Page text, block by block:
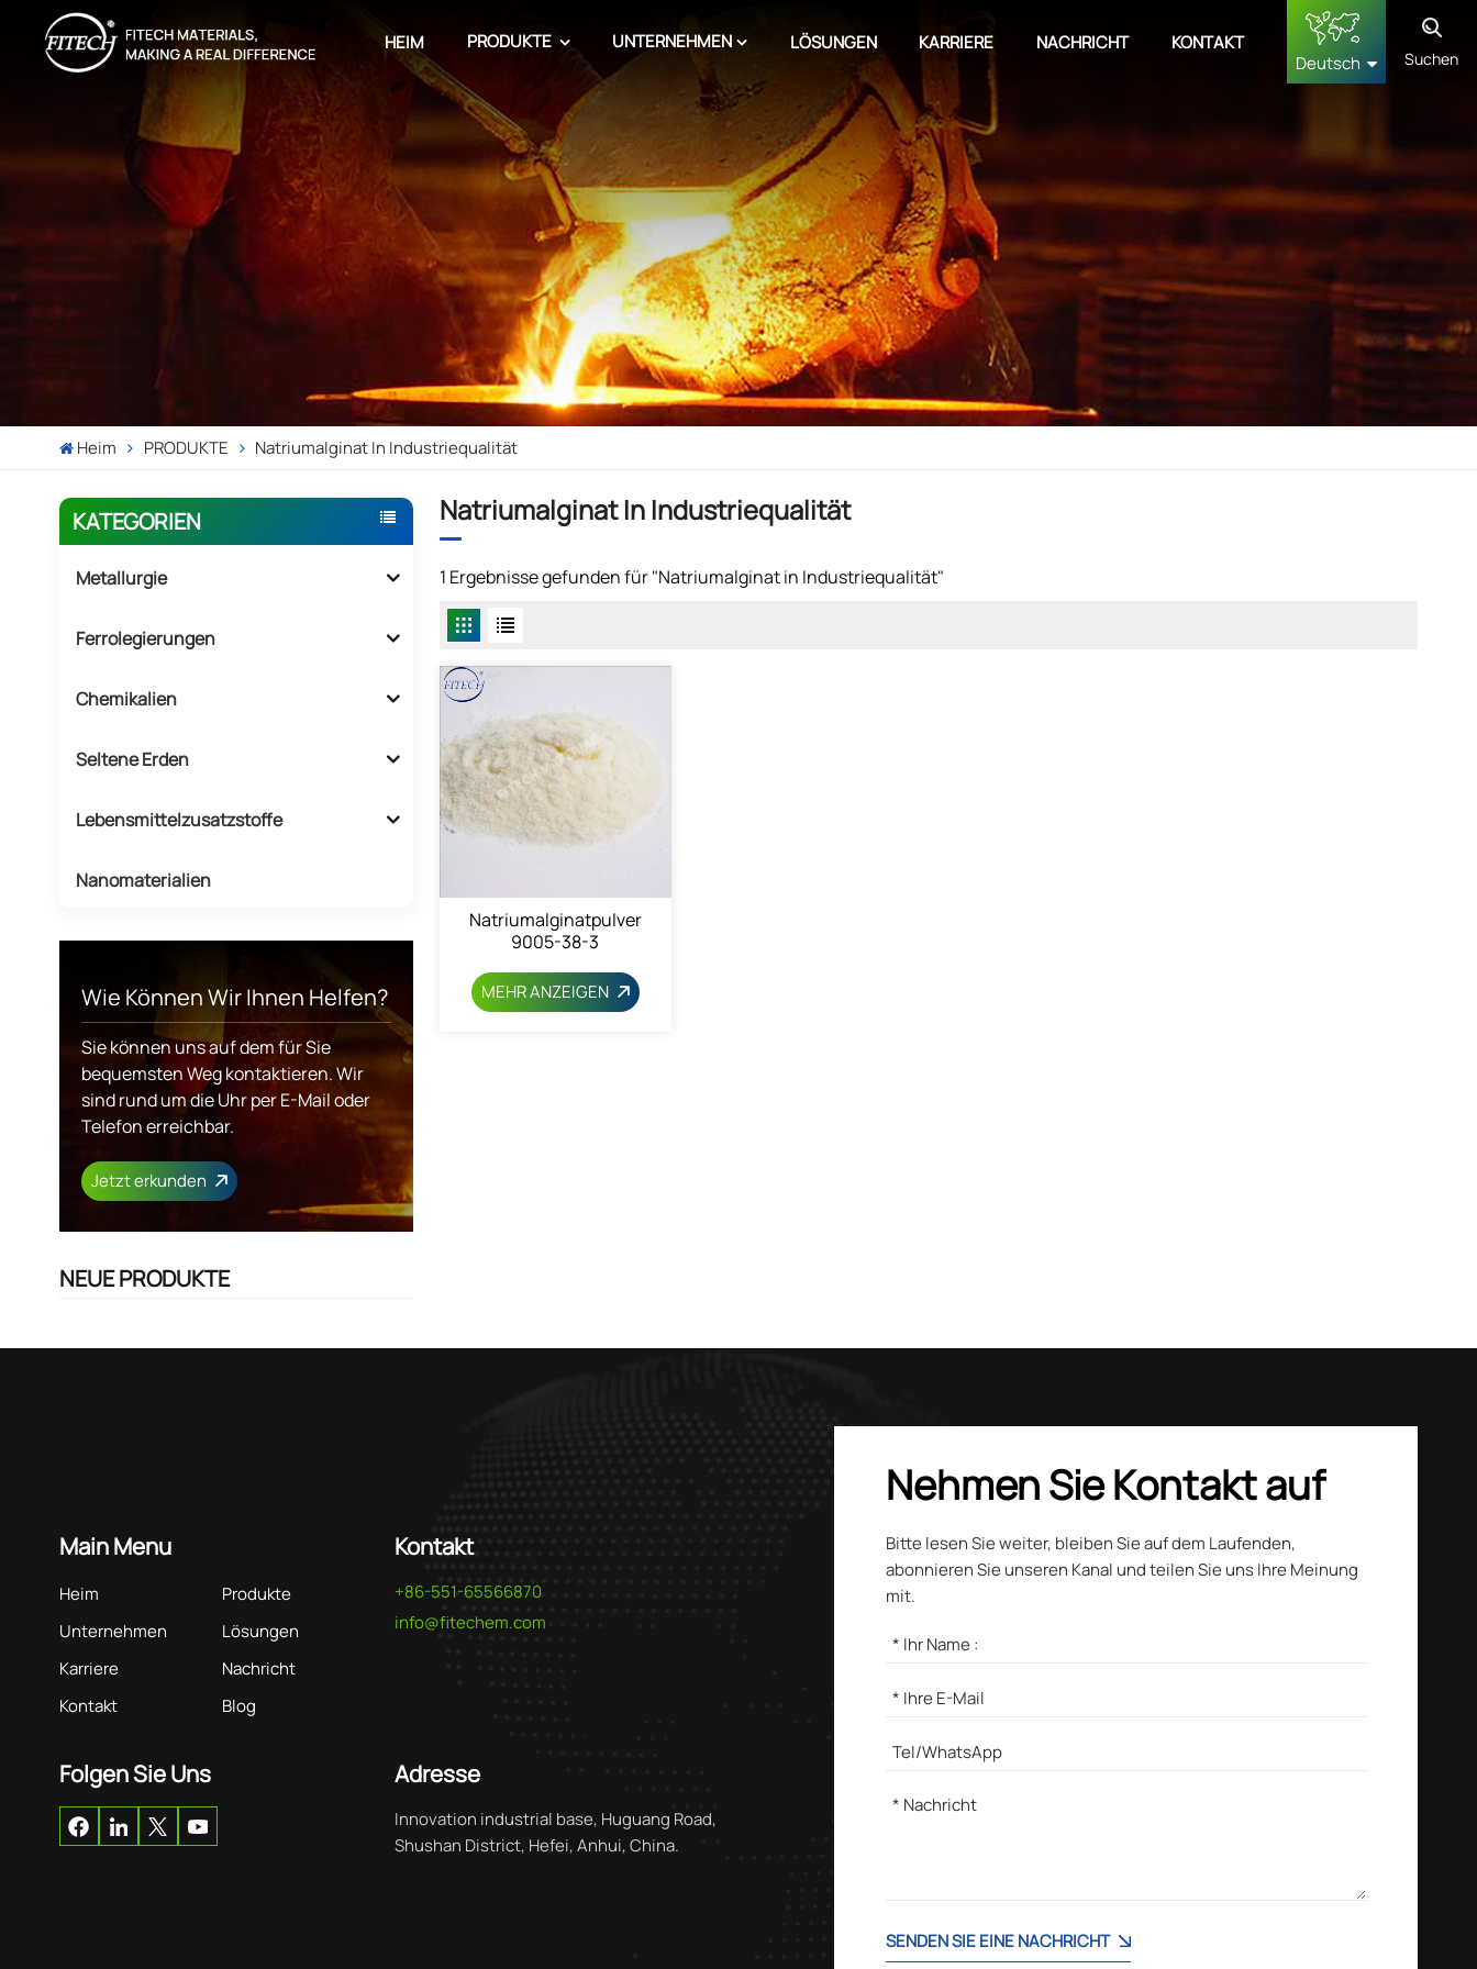
HEIM PRODUKTE UNTERNEHMEN LÖSUNGEN KARRIERE NACHRICHT
KONTAKT
Deutsch
français
Deutsch
русский
Suchen
Heim PRODUKTE Natriumalginat In Industriequalität
KATEGORIEN
Metallurgie
Ferrolegierungen
Chemikalien
Seltene Erden
Lebensmittelzusatzstoffe
Nanomaterialien
Wie Können Wir Ihnen Helfen?
Sie können uns auf dem für Sie
bequemsten Weg kontaktieren. Wir
sind rund um die Uhr per E-Mail oder
Telefon erreichbar.
Jetzt erkunden
NEUE PRODUKTE
Natriumalginat In Industriequalität
1 Ergebnisse gefunden für "Natriumalginat in Industriequalität"
Natriumalginatpulver
9005-38-3
MEHR ANZEIGEN
Main Menu
Heim
Produkte
Unternehmen
Lösungen
Karriere
Nachricht
Kontakt
Blog
Kontakt
+86-551-65566870
info@fitechem.com
Folgen Sie Uns Adresse
Innovation industrial base, Huguang Road,
Shushan District, Hefei, Anhui, China.
Nehmen Sie Kontakt auf
Bitte lesen Sie weiter, bleiben Sie auf dem Laufenden,
abonnieren Sie unseren Kanal und teilen Sie uns Ihre Meinung
mit.
SENDEN SIE EINE NACHRICHT